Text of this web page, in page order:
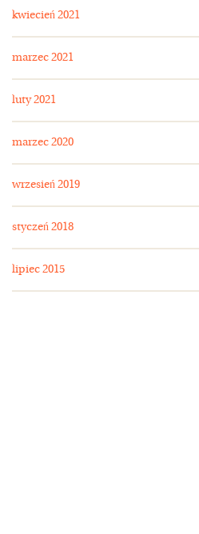
kwiecień 2021
marzec 2021
luty 2021
marzec 2020
wrzesień 2019
styczeń 2018
lipiec 2015